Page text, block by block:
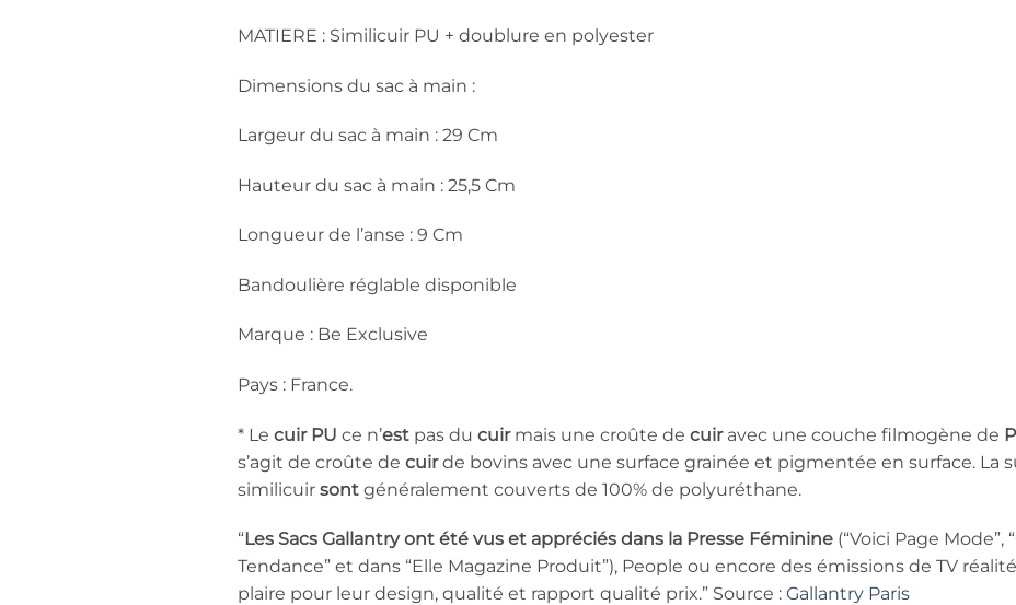
MATIERE : Similicuir PU + doublure en polyester
Dimensions du sac à main :
Largeur du sac à main : 29 Cm
Hauteur du sac à main : 25,5 Cm
Longueur de l’anse : 9 Cm
Bandoulière réglable disponible
Marque : Be Exclusive
Pays : France.
* Le cuir PU ce n’est pas du cuirmais une croûte de cuiravec une couche filmogène de
s’agit de croûte de cuirde bovins avec une surface grainée et pigmentée en surface. La
similicuir sont généralement couverts de 100% de polyuréthane.
“Les Sacs Gallantry ont été vus et appréciés dans la Presse Féminine (“Voici Page Mode”,
Tendance” et dans “Elle Magazine Produit”), People ou encore des émissions de TV
plaire pour leur design, qualité et rapport qualité prix.” Source : Gallantry Paris